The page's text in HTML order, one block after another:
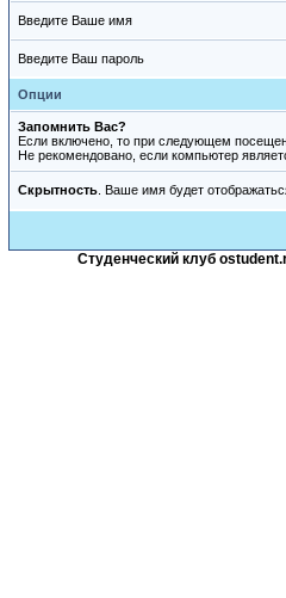
Введите Ваше имя
Введите Ваш пароль
Опции
Запомнить Вас?
Если включено, то при следующем
Не рекомендовано, если компьютер
Скрытность. Ваше имя будет
Студенческий клуб